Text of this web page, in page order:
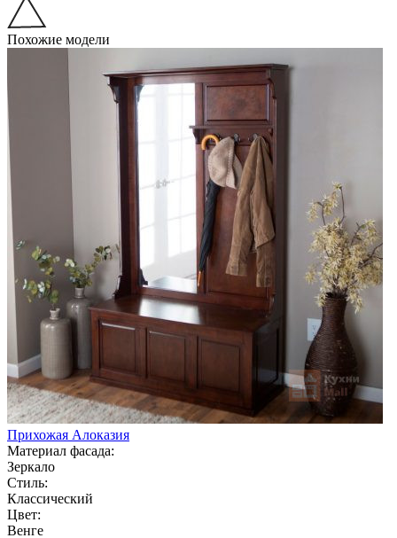
Похожие модели
Прихожая Алоказия
Материал фасада:
Зеркало
Стиль:
Классический
Цвет:
Венге